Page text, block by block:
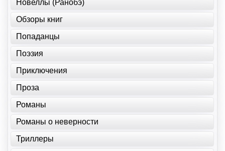
Новеллы (Ранобэ)
Обзоры книг
Попаданцы
Поэзия
Приключения
Проза
Романы
Романы о неверности
Триллеры